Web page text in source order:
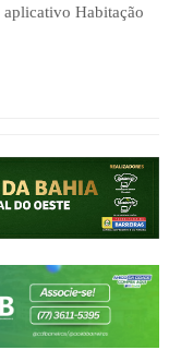
aplicativo Habitação